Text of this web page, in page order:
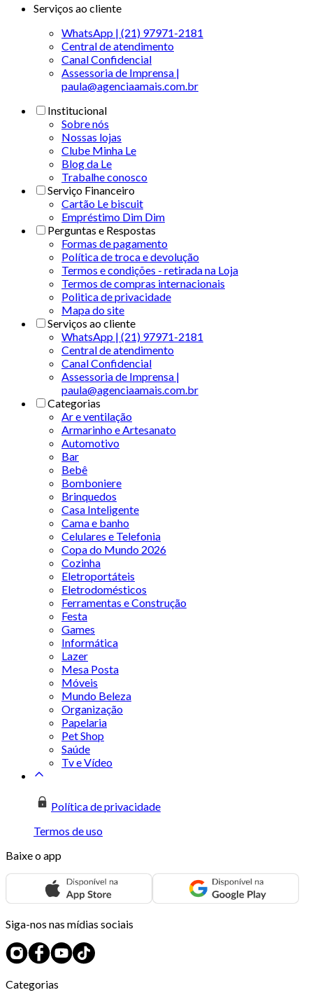
Serviços ao cliente
WhatsApp | (21) 97971-2181
Central de atendimento
Canal Confidencial
Assessoria de Imprensa |
paula@agenciaamais.com.br
Institucional
Sobre nós
Nossas lojas
Clube Minha Le
Blog da Le
Trabalhe conosco
Serviço Financeiro
Cartão Le biscuit
Empréstimo Dim Dim
Perguntas e Respostas
Formas de pagamento
Política de troca e devolução
Termos e condições - retirada na Loja
Termos de compras internacionais
Politica de privacidade
Mapa do site
Serviços ao cliente
WhatsApp | (21) 97971-2181
Central de atendimento
Canal Confidencial
Assessoria de Imprensa |
paula@agenciaamais.com.br
Categorias
Ar e ventilação
Armarinho e Artesanato
Automotivo
Bar
Bebê
Bomboniere
Brinquedos
Casa Inteligente
Cama e banho
Celulares e Telefonia
Copa do Mundo 2026
Cozinha
Eletroportáteis
Eletrodomésticos
Ferramentas e Construção
Festa
Games
Informática
Lazer
Mesa Posta
Móveis
Mundo Beleza
Organização
Papelaria
Pet Shop
Saúde
Tv e Vídeo
Política de privacidade
Termos de uso
Baixe o app
Siga-nos nas mídias sociais
Categorias